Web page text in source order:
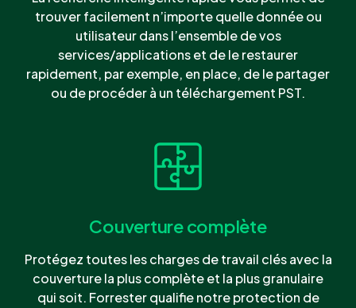
trouver facilement n’importe quelle donnée ou
utilisateur dans l’ensemble de vos
services/applications et de le restaurer
rapidement, par exemple, en place, de le partager
ou de procéder à un téléchargement PST.
Couverture complète
Protégez toutes les charges de travail clés avec la
couverture la plus complète et la plus granulaire
qui soit. Forresterqualifie notre protection de